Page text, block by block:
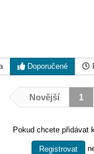
Doporučené
Novější 1
Pokud chcete přidávat
Registrovat